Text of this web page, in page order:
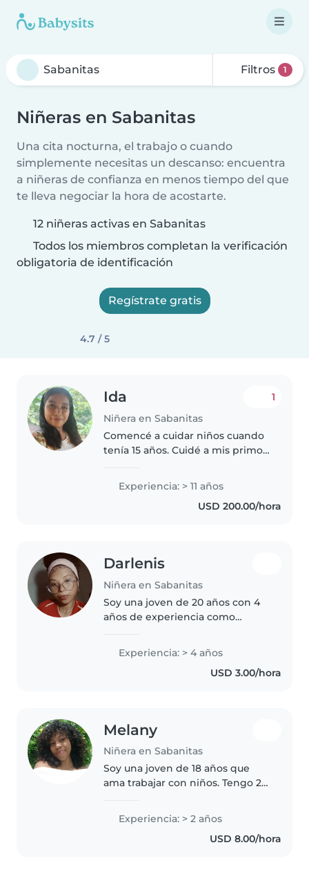
Filtros 1
Niñeras en Sabanitas
Una cita nocturna, el trabajo o cuando
simplemente necesitas un descanso: encuentra
a niñeras de confianza en menos tiempo del que
te lleva negociar la hora de acostarte.
12 niñeras activas en Sabanitas
Todos los miembros completan la verificación
obligatoria de identificación
Regístrate gratis
4.7 / 5
Ida
Niñera en Sabanitas
1
Comencé a cuidar niños cuando
tenía 15 años. Cuidé a mis primos,
hijos de . En mi tiempo libre me
gustaría volver a cuidar niños,
porque disfruto trabajar..
Experiencia: > 11 años
USD 200.00/hora
Darlenis
Niñera en Sabanitas
Soy una joven de 20 años con 4
años de experiencia como
actividades como dibujar,
escuchar música y jugar con los
Experiencia: > 4 años
USD 3.00/hora
Melany
Niñera en Sabanitas
Soy una joven de 18 años que
ama trabajar con niños. Tengo 2
bebés, niños pequeños y
escolares. Soy una persona
Experiencia: > 2 años
USD 8.00/hora